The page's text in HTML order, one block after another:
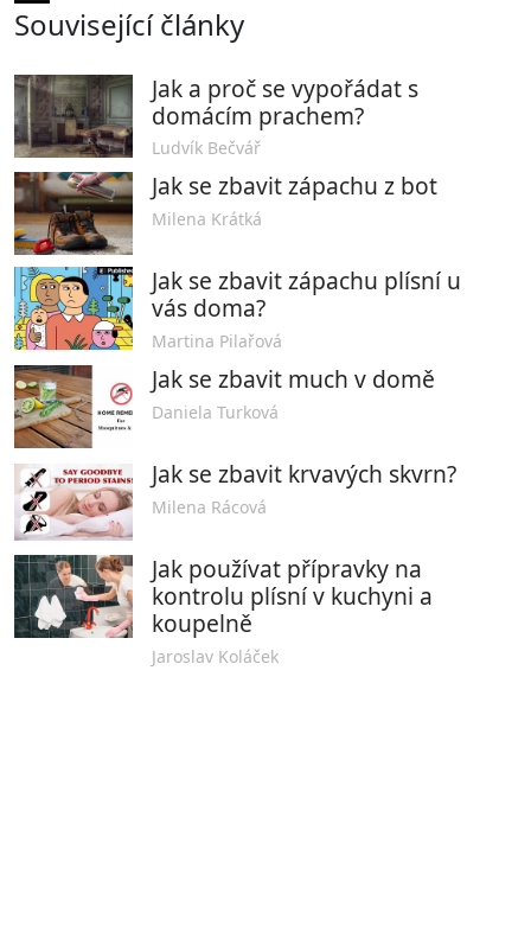
Související články
Jak a proč se vypořádat s
domácím prachem?
Ludvík Bečvář
Jak se zbavit zápachu z bot
Milena Krátká
Jak se zbavit zápachu plísní u
vás doma?
Martina Pilařová
Jak se zbavit much v domě
Daniela Turková
Jak se zbavit krvavých skvrn?
Milena Rácová
Jak používat přípravky na
kontrolu plísní v kuchyni a
koupelně
Jaroslav Koláček